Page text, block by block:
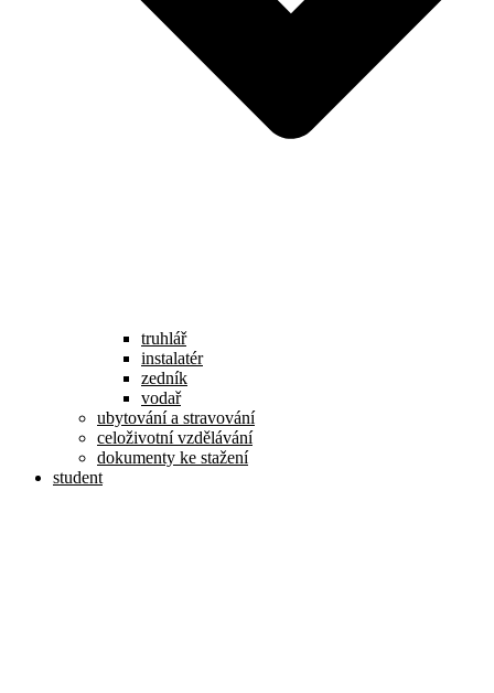
truhlář
instalatér
zedník
vodař
ubytování a stravování
celoživotní vzdělávání
dokumenty ke stažení
student